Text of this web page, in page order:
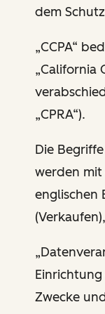
dem
„CCPA“
„California
„CPRA“).
Die
werden mit
englischen
Zwecke